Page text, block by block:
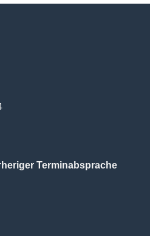
Terminabsprache